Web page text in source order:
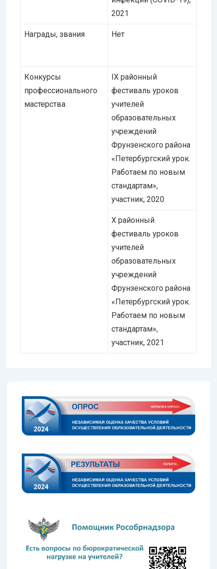
2021
Награды, звания Нет
Конкурсы
профессионального
мастерства
IХ районный
фестиваль уроков
учителей
образовательных
учреждений
Фрунзенского района
«Петербургский урок.
Работаем по новым
стандартам»,
участник, 2020
Х районный
фестиваль уроков
учителей
образовательных
учреждений
Фрунзенского района
«Петербургский урок.
Работаем по новым
стандартам»,
участник, 2021